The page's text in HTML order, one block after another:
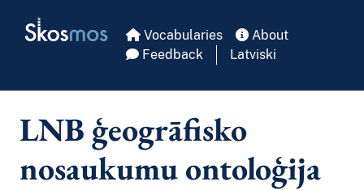
Skosmos Vocabularies
About
Feedback
Latviski
LNB ģeogrāfisko
nosaukumu ontoloģija